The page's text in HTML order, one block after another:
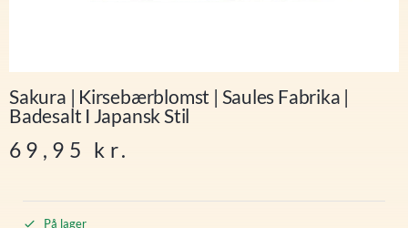
Sakura | Kirsebærblomst | Saules Fabrika |
Badesalt I Japansk Stil
69,95 kr.
På lager